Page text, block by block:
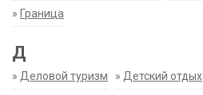
» Граница
Д
» Деловой туризм » Детский отдых